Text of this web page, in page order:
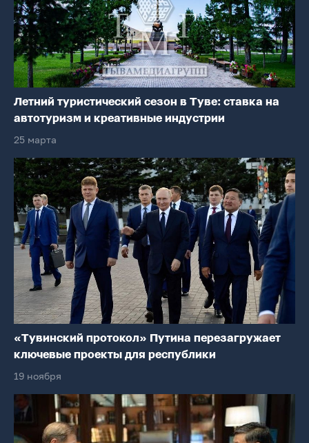
Летний туристический сезон в Туве: ставка на
автотуризм и креативные индустрии
25 марта
«Тувинский протокол» Путина перезагружает
ключевые проекты для республики
19 ноября